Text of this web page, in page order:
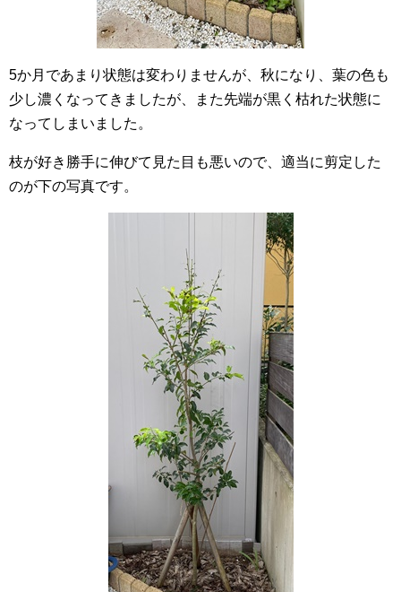
5か月であまり状態は変わりませんが、秋になり、葉の色も
少し濃くなってきましたが、また先端が黒く枯れた状態に
なってしまいました。
枝が好き勝手に伸びて見た目も悪いので、適当に剪定した
のが下の写真です。